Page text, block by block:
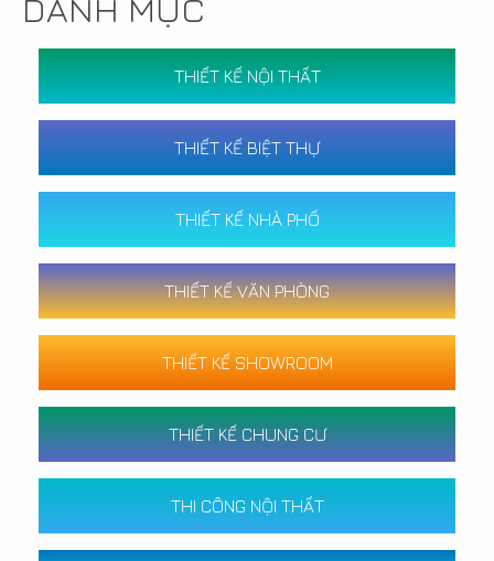
DANH MỤC
THIẾT KẾ NỘI THẤT
THIẾT KẾ BIỆT THỰ
THIẾT KẾ NHÀ PHỐ
THIẾT KẾ VĂN PHÒNG
THIẾT KẾ SHOWROOM
THIẾT KẾ CHUNG CƯ
THI CÔNG NỘI THẤT